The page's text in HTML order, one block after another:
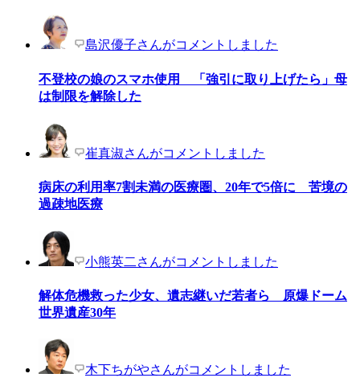
島沢優子さんがコメントしました
不登校の娘のスマホ使用 「強引に取り上げたら」母
は制限を解除した
崔真淑さんがコメントしました
病床の利用率7割未満の医療圏、20年で5倍に 苦境の
過疎地医療
小熊英二さんがコメントしました
解体危機救った少女、遺志継いだ若者ら 原爆ドーム
世界遺産30年
木下ちがやさんがコメントしました